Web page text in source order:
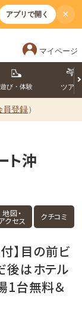
アプリで開く ×
マイページ
遊び・体験 ツアー
員登録）
ト沖
地図・
クセス クチコミ
】目の前ビ
後はホテル
1台無料＆